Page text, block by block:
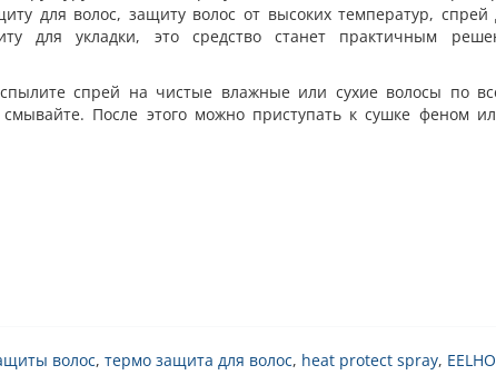
для волос, защиту волос от высоких температур, спрей
для укладки, это средство станет практичным
спрей на чистые влажные или сухие волосы по
После этого можно приступать к сушке феном
волос, термо защита для волос, heat protect spray,